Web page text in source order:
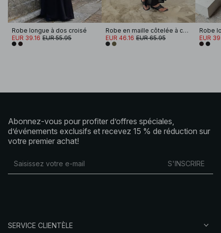
Robe longue à dos croisé
EUR 39.16 EUR 55.95
Robe en maille côtelée à col montant
EUR 46.16 EUR 65.95
Robe
EUR
Abonnez-vous pour profiter d’offres spéciales,
d’événements exclusifs et recevez 15 % de réduction sur
votre premier achat!
S'INSCRIRE
SERVICE CLIENTÈLE